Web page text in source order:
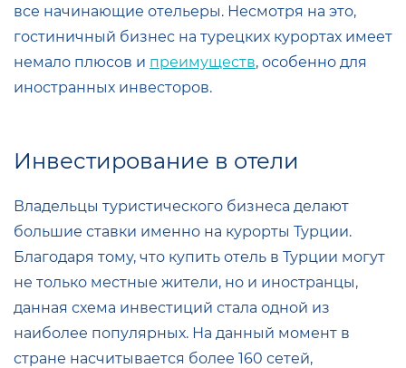
все начинающие отельеры. Несмотря на это,
гостиничный бизнес на турецких курортах имеет
немало плюсов и преимуществ, особенно для
иностранных инвесторов.
Инвестирование в отели
Владельцы туристического бизнеса делают
большие ставки именно на курорты Турции.
Благодаря тому, что купить отель в Турции могут
не только местные жители, но и иностранцы,
данная схема инвестиций стала одной из
наиболее популярных. На данный момент в
стране насчитывается более 160 сетей,